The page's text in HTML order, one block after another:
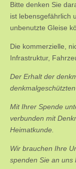
Bitte denken Sie
ist lebensgefährlich
unbenutzte Gleise
Die kommerzielle,
Infrastruktur,
Der Erhalt der
Mit Ihrer Spende
verbunden mit
Heimatkunde.
Wir brauchen Ihre
spenden Sie an uns